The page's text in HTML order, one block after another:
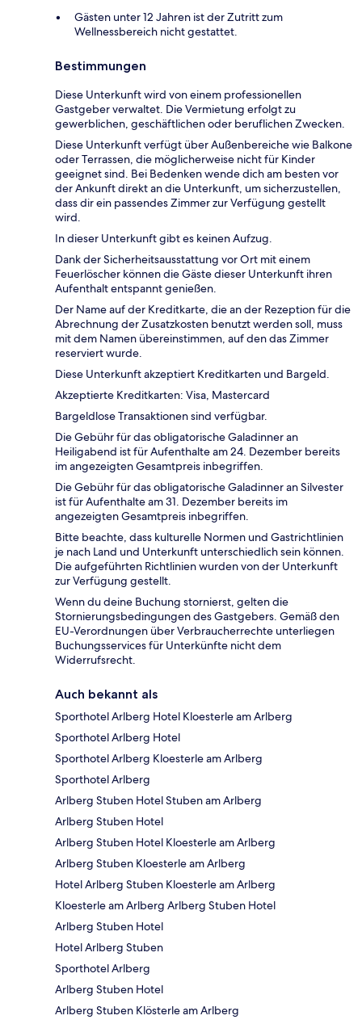
Gästen unter 12 Jahren ist der Zutritt zum
Wellnessbereich nicht gestattet.
Bestimmungen
Diese Unterkunft wird von einem professionellen
Gastgeber verwaltet. Die Vermietung erfolgt zu
gewerblichen, geschäftlichen oder beruflichen Zwecken.
Diese Unterkunft verfügt über Außenbereiche wie Balkone
oder Terrassen, die möglicherweise nicht für Kinder
geeignet sind. Bei Bedenken wende dich am besten vor
der Ankunft direkt an die Unterkunft, um sicherzustellen,
dass dir ein passendes Zimmer zur Verfügung gestellt
wird.
In dieser Unterkunft gibt es keinen Aufzug.
Dank der Sicherheitsausstattung vor Ort mit einem
Feuerlöscher können die Gäste dieser Unterkunft ihren
Aufenthalt entspannt genießen.
Der Name auf der Kreditkarte, die an der Rezeption für die
Abrechnung der Zusatzkosten benutzt werden soll, muss
mit dem Namen übereinstimmen, auf den das Zimmer
reserviert wurde.
Diese Unterkunft akzeptiert Kreditkarten und Bargeld.
Akzeptierte Kreditkarten: Visa, Mastercard
Bargeldlose Transaktionen sind verfügbar.
Die Gebühr für das obligatorische Galadinner an
Heiligabend ist für Aufenthalte am 24. Dezember bereits
im angezeigten Gesamtpreis inbegriffen.
Die Gebühr für das obligatorische Galadinner an Silvester
ist für Aufenthalte am 31. Dezember bereits im
angezeigten Gesamtpreis inbegriffen.
Bitte beachte, dass kulturelle Normen und Gastrichtlinien
je nach Land und Unterkunft unterschiedlich sein können.
Die aufgeführten Richtlinien wurden von der Unterkunft
zur Verfügung gestellt.
Wenn du deine Buchung stornierst, gelten die
Stornierungsbedingungen des Gastgebers. Gemäß den
EU-Verordnungen über Verbraucherrechte unterliegen
Buchungsservices für Unterkünfte nicht dem
Widerrufsrecht.
Auch bekannt als
Sporthotel Arlberg Hotel Kloesterle am Arlberg
Sporthotel Arlberg Hotel
Sporthotel Arlberg Kloesterle am Arlberg
Sporthotel Arlberg
Arlberg Stuben Hotel Stuben am Arlberg
Arlberg Stuben Hotel
Arlberg Stuben Hotel Kloesterle am Arlberg
Arlberg Stuben Kloesterle am Arlberg
Hotel Arlberg Stuben Kloesterle am Arlberg
Kloesterle am Arlberg Arlberg Stuben Hotel
Arlberg Stuben Hotel
Hotel Arlberg Stuben
Sporthotel Arlberg
Arlberg Stuben Hotel
Arlberg Stuben Klösterle am Arlberg